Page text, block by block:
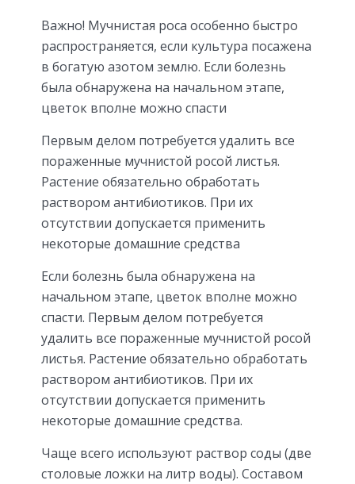
Важно! Мучнистая роса особенно быстро
распространяется, если культура посажена
в богатую азотом землю. Если болезнь
была обнаружена на начальном этапе,
цветок вполне можно спасти
Первым делом потребуется удалить все
пораженные мучнистой росой листья.
Растение обязательно обработать
раствором антибиотиков. При их
отсутствии допускается применить
некоторые домашние средства
Если болезнь была обнаружена на
начальном этапе, цветок вполне можно
спасти. Первым делом потребуется
удалить все пораженные мучнистой росой
листья. Растение обязательно обработать
раствором антибиотиков. При их
отсутствии допускается применить
некоторые домашние средства.
Чаще всего используют раствор соды (две
столовые ложки на литр воды). Составом